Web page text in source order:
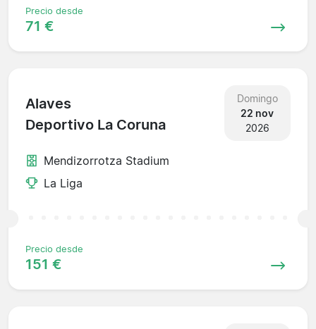
Precio desde
71 €
Alaves
Deportivo La Coruna
Domingo
22 nov
2026
Mendizorrotza Stadium
La Liga
Precio desde
151 €